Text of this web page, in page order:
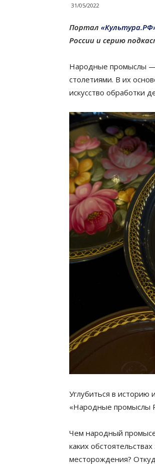
31/05/2022
Портал
России и серию
Народные промыслы —
столетиями. В их
искусство обработки
Углубиться в историю
«Народные промыслы
Чем народный
каких
месторождения?